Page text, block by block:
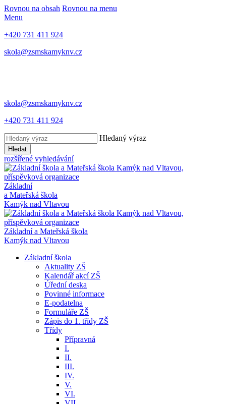
Rovnou na obsah Rovnou na menu
Menu
+420 731 411 924
skola@zsmskamyknv.cz
skola@zsmskamyknv.cz
+420 731 411 924
Hledaný výraz
Hledat
rozšířené vyhledávání
Základní
a Mateřská škola
Kamýk nad Vltavou
Základní a Mateřská škola
Kamýk nad Vltavou
Základní škola
Aktuality ZŠ
Kalendář akcí ZŠ
Úřední deska
Povinné informace
E-podatelna
Formuláře ZŠ
Zápis do 1. třídy ZŠ
Třídy
Přípravná
I.
II.
III.
IV.
V.
VI.